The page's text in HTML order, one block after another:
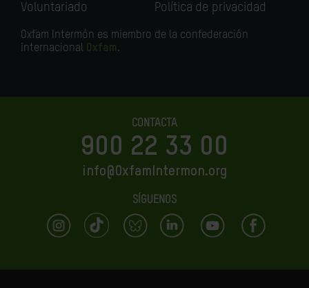
Voluntariado
Política de privacidad
Oxfam Intermón es miembro de la confederación
internacional Oxfam.
CONTACTA
900 22 33 00
info@OxfamIntermon.org
SÍGUENOS